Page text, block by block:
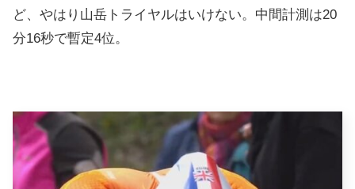
ど、やはり山岳トライヤルはいけない。中間計測は20
分16秒で暫定4位。